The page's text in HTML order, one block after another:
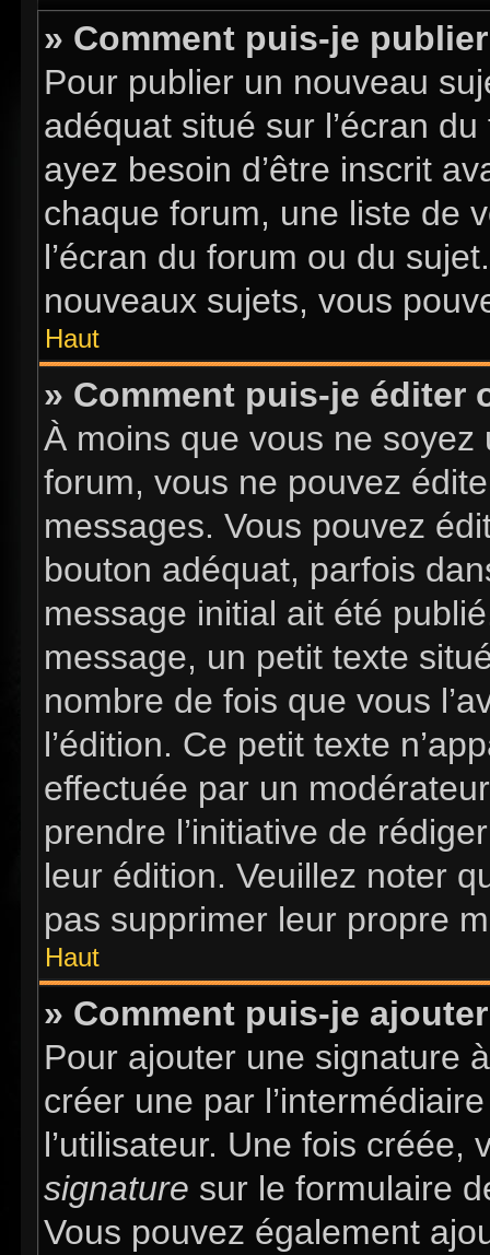
» Comment puis-je
Pour publier un nouveau
adéquat situé sur l’écran
ayez besoin d’être inscrit
chaque forum, une liste de
l’écran du forum ou du
nouveaux sujets, vous
Haut
» Comment puis-je éditer
À moins que vous ne
forum, vous ne pouvez
messages. Vous pouvez
bouton adéquat, parfois
message initial ait été
message, un petit texte
nombre de fois que vous
l’édition. Ce petit texte
effectuée par un
prendre l’initiative de
leur édition. Veuillez noter
pas supprimer leur propre
Haut
» Comment puis-je
Pour ajouter une signature
créer une par
l’utilisateur. Une fois
signature sur le formulaire
Vous pouvez également